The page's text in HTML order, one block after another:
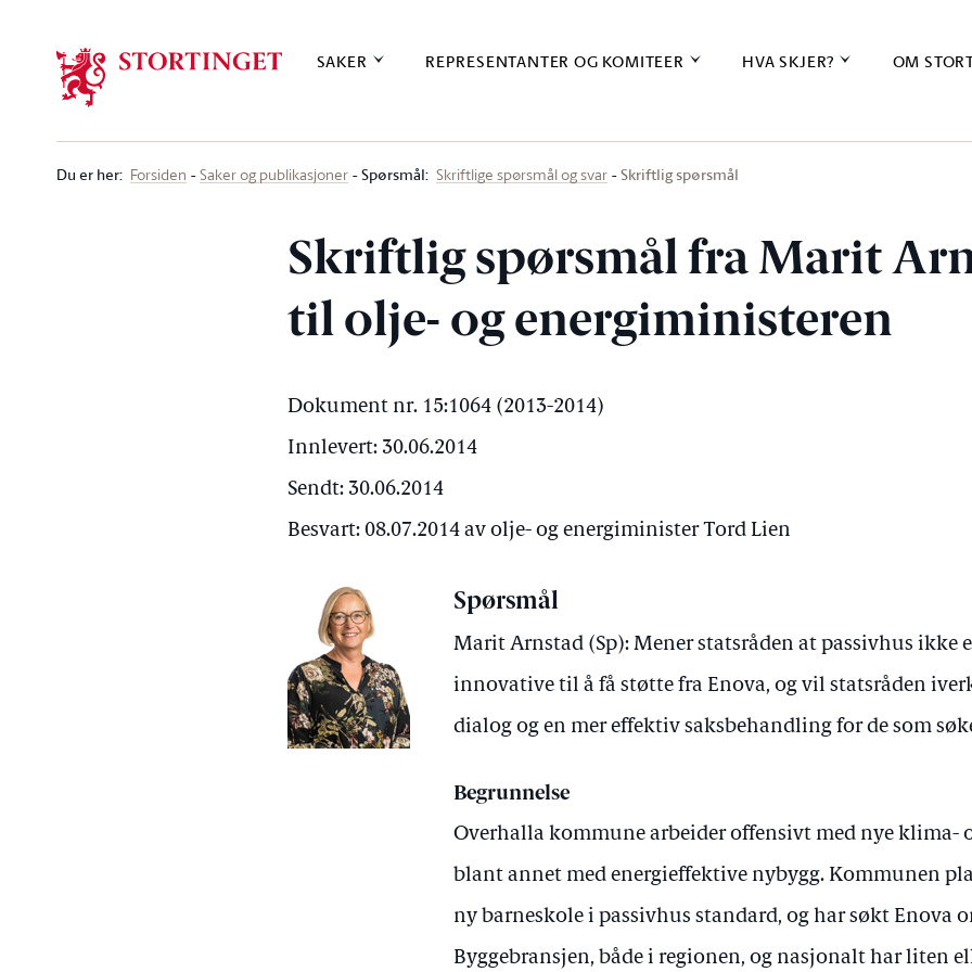
SAKER REPRESENTANTER OG KOMITEER HVA SKJER? OM
Du er her: Forsiden Saker og publikasjoner Spørsmål: Skriftlige spørsmål og svar Skriftlig spørsmål
Skriftlig spørsmål fra Marit
til olje- og energiministeren
Dokument nr. 15:1064 (2013-2014)
Innlevert: 30.06.2014
Sendt: 30.06.2014
Besvart: 08.07.2014 av olje- og energiminister Tord Lien
Spørsmål
Marit Arnstad (Sp): Mener statsråden at passivhus ikke
innovative til å få støtte fra Enova, og vil statsråden
dialog og en mer effektiv saksbehandling for de som
Begrunnelse
Overhalla kommune arbeider offensivt med nye klima-
blant annet med energieffektive nybygg. Kommunen
ny barneskole i passivhus standard, og har søkt Enova
Byggebransjen, både i regionen, og nasjonalt har liten